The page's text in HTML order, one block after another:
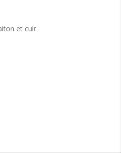
et cuir